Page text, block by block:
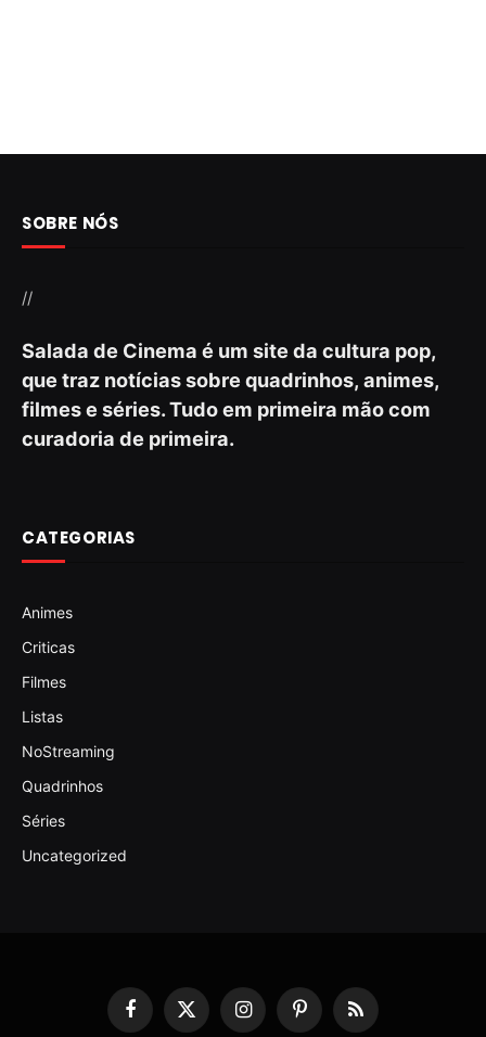
SOBRE NÓS
//
Salada de Cinema é um site da cultura pop,
que traz notícias sobre quadrinhos, animes,
filmes e séries. Tudo em primeira mão com
curadoria de primeira.
CATEGORIAS
Animes
Criticas
Filmes
Listas
NoStreaming
Quadrinhos
Séries
Uncategorized
Facebook
X
InstagramPinterestRSS